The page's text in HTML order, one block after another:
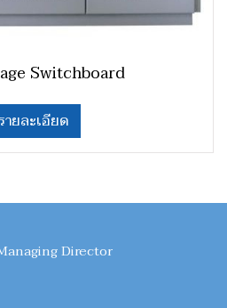
Switchboard
ยละเอียด
Director